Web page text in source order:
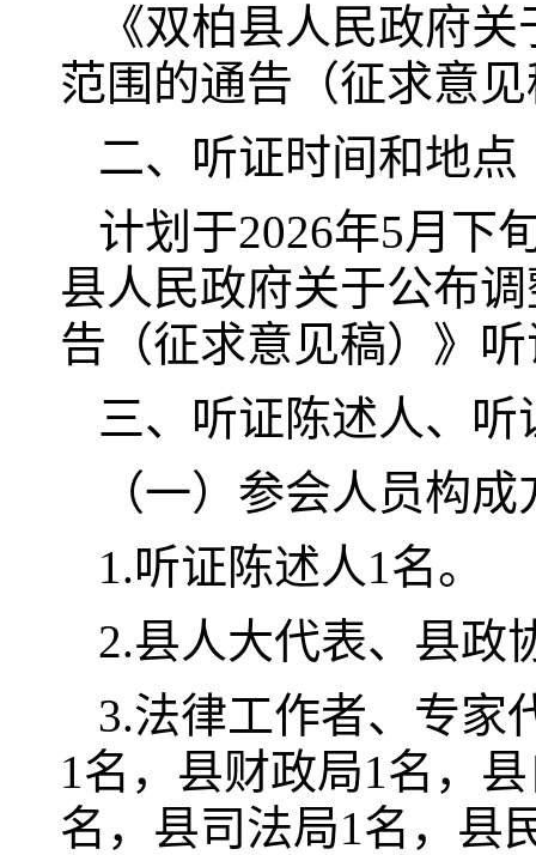
《双柏县人民政府
范围的通告（征求意
二、听证时间和地点
计划于2026年5月下
县人民政府关于公布
告（征求意见稿）》
三、听证陈述人、
（一）参会人员构成
1.听证陈述人1名。
2.县人大代表、县政
3.法律工作者、专家
1名，县财政局1名，
名，县司法局1名，县